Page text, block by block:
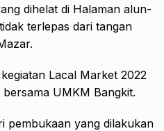
dihelat di Halaman alun-
terlepas dari tangan
Lacal Market 2022
UMKM Bangkit.
pembukaan yang dilakukan